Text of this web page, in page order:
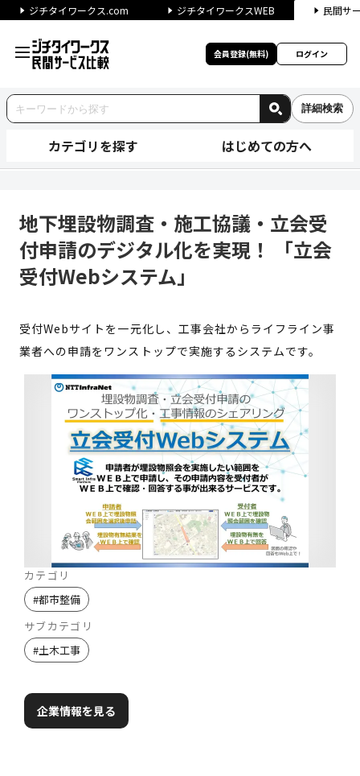
ジチタイワークス.com ジチタイワークスWEB 民間サ
会員登録(無料) ログイン
詳細検索
カテゴリを探す はじめての方へ
地下埋設物調査・施工協議・立会受
付申請のデジタル化を実現！ 「立会
受付Webシステム」
受付Webサイトを一元化し、工事会社からライフライン事
業者への申請をワンストップで実施するシステムです。
カテゴリ
#都市整備
サブカテゴリ
#土木工事
企業情報を見る